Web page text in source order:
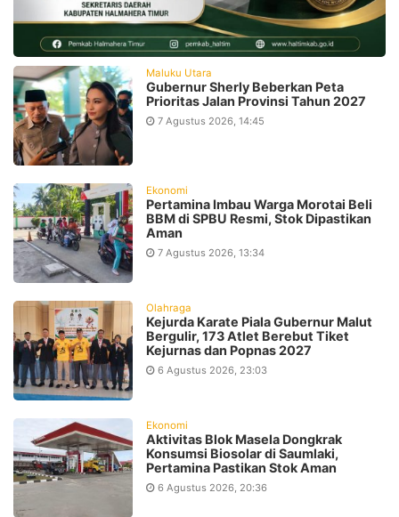
Maluku Utara
Gubernur Sherly Beberkan Peta
Prioritas Jalan Provinsi Tahun 2027
7 Agustus 2026, 14:45
Ekonomi
Pertamina Imbau Warga Morotai Beli
BBM di SPBU Resmi, Stok Dipastikan
Aman
7 Agustus 2026, 13:34
Olahraga
Kejurda Karate Piala Gubernur Malut
Bergulir, 173 Atlet Berebut Tiket
Kejurnas dan Popnas 2027
6 Agustus 2026, 23:03
Ekonomi
Aktivitas Blok Masela Dongkrak
Konsumsi Biosolar di Saumlaki,
Pertamina Pastikan Stok Aman
6 Agustus 2026, 20:36